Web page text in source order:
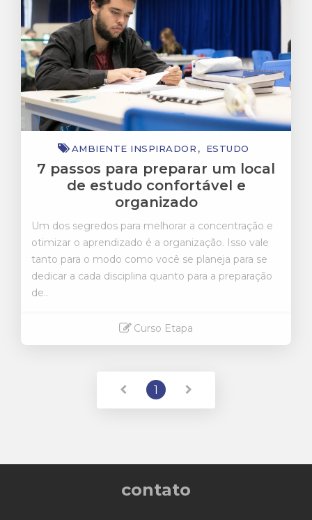
AMBIENTE INSPIRADOR ESTUDO
7 passos para preparar um local
de estudo confortável e
organizado
Um dos segredos para melhorar a concentração e
otimizar o aprendizado é a organização. Isso vale
tanto para o modo como você se planeja para se
dedicar a cada disciplina quanto para a preparação
de..
Curso Etapa
1
contato